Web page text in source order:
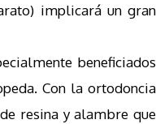
implicará un gran
beneficiados
Con la ortodoncia
resina y alambre que